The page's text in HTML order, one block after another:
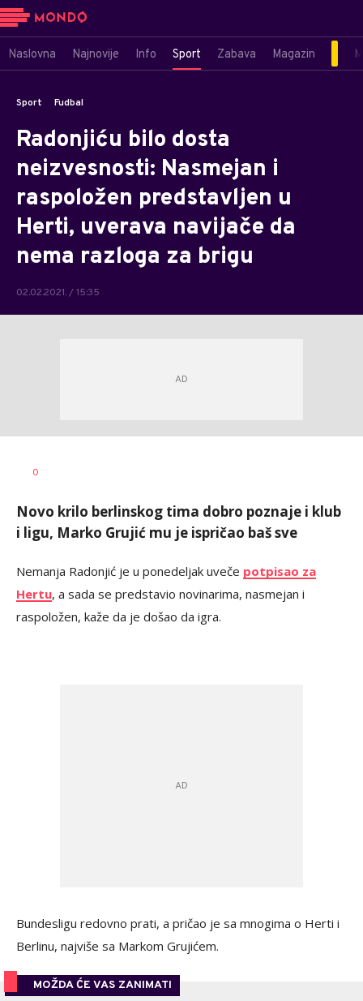
Naslovna Najnovije Info Sport Zabava Magazin
Sport Fudbal
Radonjiću bilo dosta
neizvesnosti: Nasmejan i
raspoložen predstavljen u
Herti, uverava navijače da
nema razloga za brigu
02.02.2021. / 15:35
AUTOR
0
Novo krilo berlinskog tima dobro poznaje i klub
i ligu, Marko Grujić mu je ispričao baš sve
Nemanja Radonjić je u ponedeljak uveče potpisao za
Hertu, a sada se predstavio novinarima, nasmejan i
raspoložen, kaže da je došao da igra.
Bundesligu redovno prati, a pričao je sa mnogima o Herti i
Berlinu, najviše sa Markom Grujićem.
MOŽDA ĆE VAS ZANIMATI